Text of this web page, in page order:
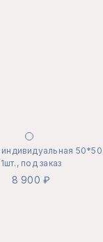
1шт., под заказ
8 900 ₽